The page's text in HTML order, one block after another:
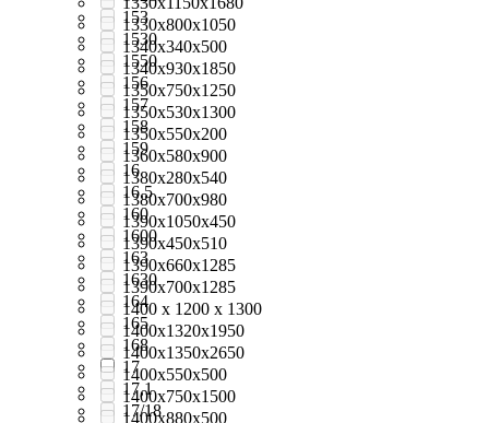
153
1530
1550
156
157
158
159
16
16.5
160
1600
163
1630
164
165
168
17
17,1
17/18
1330х800х1050
1340х340х500
1340х930х1850
1350x750x1250
1350х530х1300
1350х550х200
1360x580x900
1380x280x540
1380х700х980
1390x1050x450
1390x450x510
1390x660x1285
1390x700x1285
1400 х 1200 х 1300
1400x1320x1950
1400x1350x2650
1400x550x500
1400x750x1500
1400x880x500